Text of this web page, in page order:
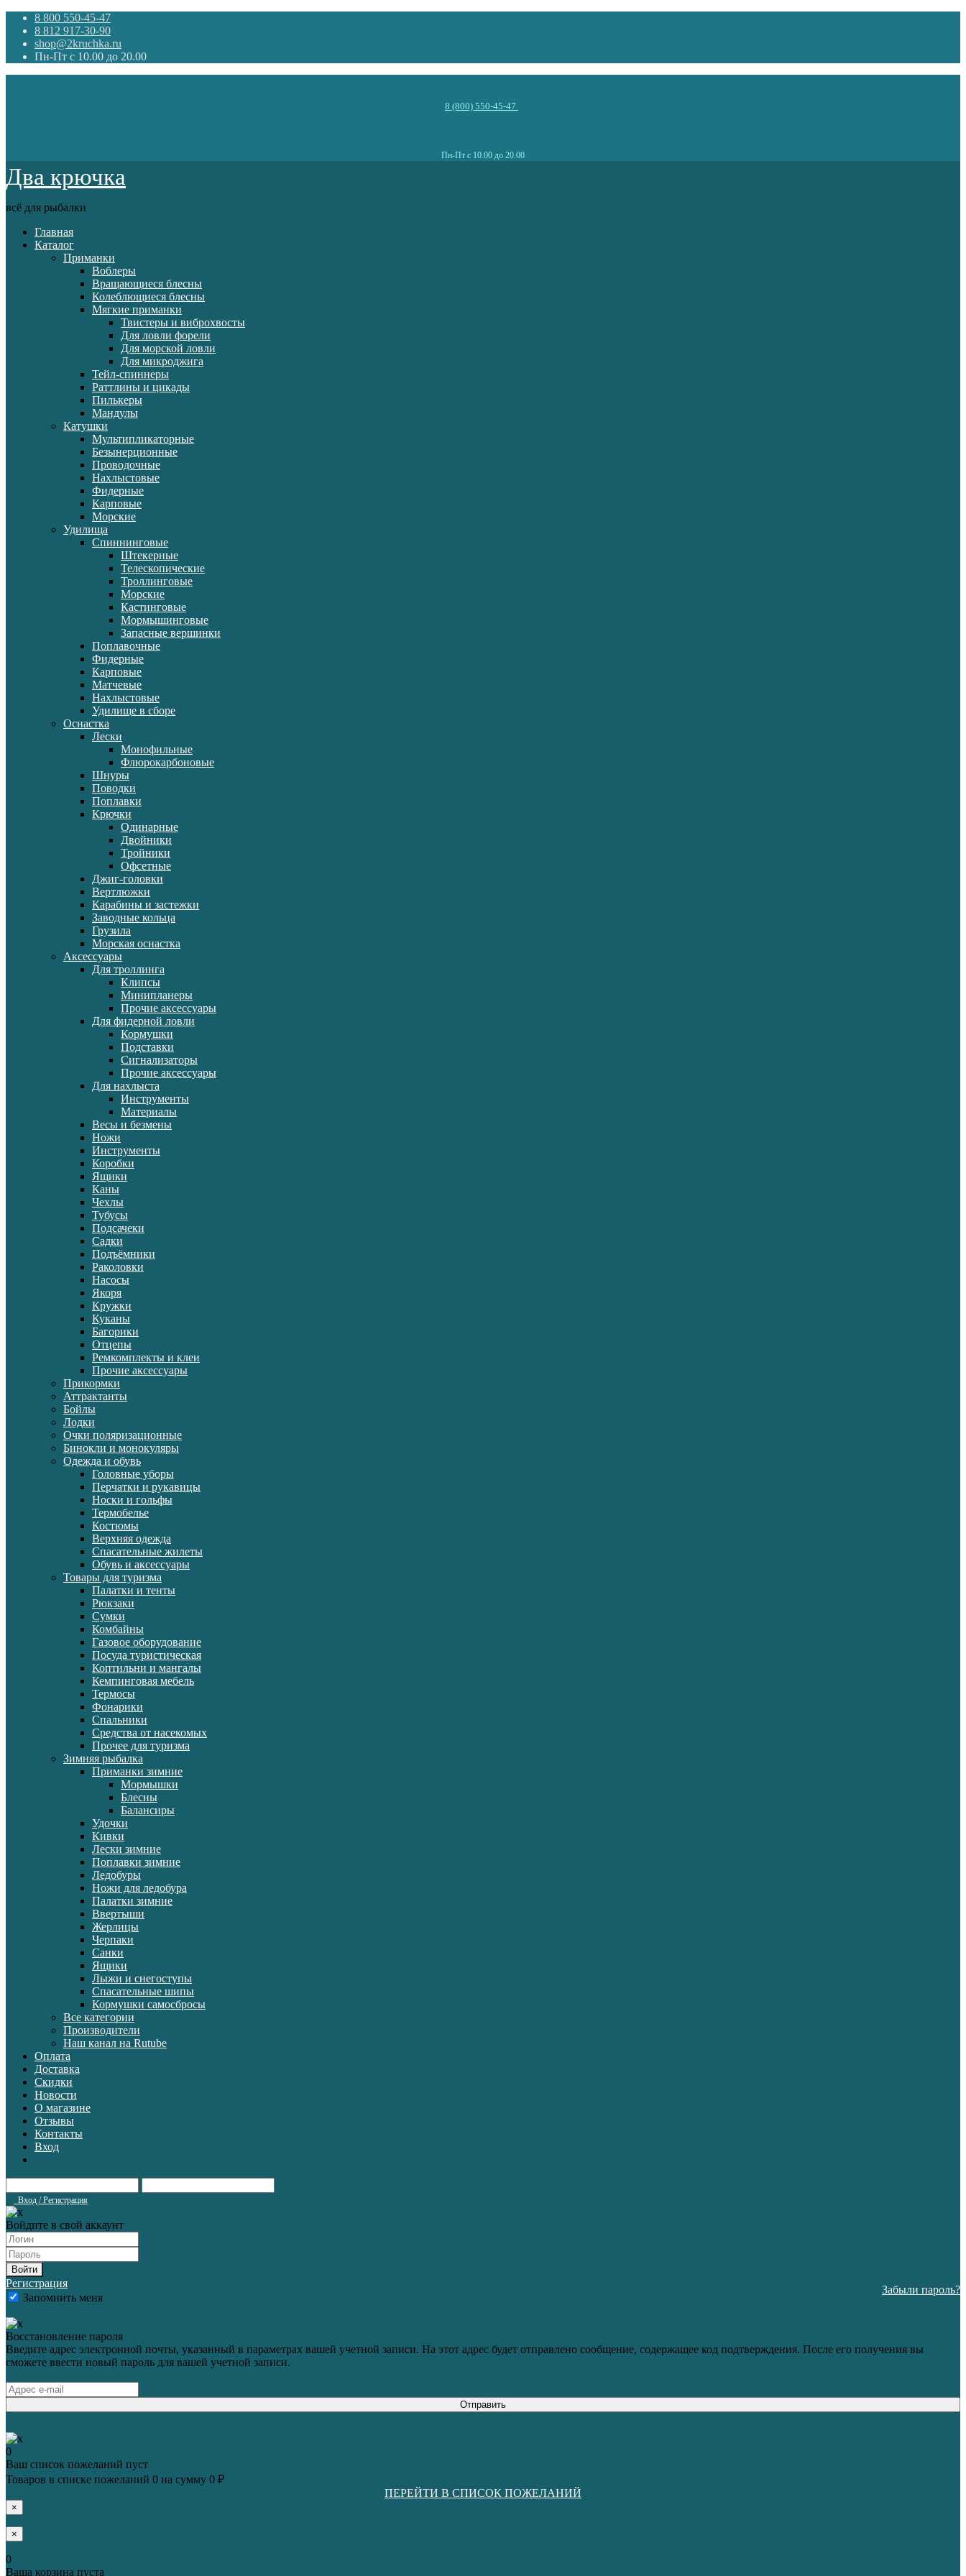
8 800 550-45-47
8 812 917-30-90
shop@2kruchka.ru
Пн-Пт с 10.00 до 20.00
8 (800) 550-45-47
Пн-Пт с 10.00 до 20.00
Два крючка
всё для рыбалки
Главная
Каталог
Приманки
Воблеры
Вращающиеся блесны
Колеблющиеся блесны
Мягкие приманки
Твистеры и виброхвосты
Для ловли форели
Для морской ловли
Для микроджига
Тейл-спиннеры
Раттлины и цикады
Пилькеры
Мандулы
Катушки
Мультипликаторные
Безынерционные
Проводочные
Нахлыстовые
Фидерные
Карповые
Морские
Удилища
Спиннинговые
Штекерные
Телескопические
Троллинговые
Морские
Кастинговые
Мормышинговые
Запасные вершинки
Поплавочные
Фидерные
Карповые
Матчевые
Нахлыстовые
Удилище в сборе
Оснастка
Лески
Монофильные
Флюрокарбоновые
Шнуры
Поводки
Поплавки
Крючки
Одинарные
Двойники
Тройники
Офсетные
Джиг-головки
Вертлюжки
Карабины и застежки
Заводные кольца
Грузила
Морская оснастка
Аксессуары
Для троллинга
Клипсы
Минипланеры
Прочие аксессуары
Для фидерной ловли
Кормушки
Подставки
Сигнализаторы
Прочие аксессуары
Для нахлыста
Инструменты
Материалы
Весы и безмены
Ножи
Инструменты
Коробки
Ящики
Каны
Чехлы
Тубусы
Подсачеки
Садки
Подъёмники
Раколовки
Насосы
Якоря
Кружки
Куканы
Багорики
Отцепы
Ремкомплекты и клеи
Прочие аксессуары
Прикормки
Аттрактанты
Бойлы
Лодки
Очки поляризационные
Бинокли и монокуляры
Одежда и обувь
Головные уборы
Перчатки и рукавицы
Носки и гольфы
Термобелье
Костюмы
Верхняя одежда
Спасательные жилеты
Обувь и аксессуары
Товары для туризма
Палатки и тенты
Рюкзаки
Сумки
Комбайны
Газовое оборудование
Посуда туристическая
Коптильни и мангалы
Кемпинговая мебель
Термосы
Фонарики
Спальники
Средства от насекомых
Прочее для туризма
Зимняя рыбалка
Приманки зимние
Мормышки
Блесны
Балансиры
Удочки
Кивки
Лески зимние
Поплавки зимние
Ледобуры
Ножи для ледобура
Палатки зимние
Ввертыши
Жерлицы
Черпаки
Санки
Ящики
Лыжи и снегоступы
Спасательные шипы
Кормушки самосбросы
Все категории
Производители
Наш канал на Rutube
Оплата
Доставка
Скидки
Новости
О магазине
Отзывы
Контакты
Вход
Вход / Регистрация
Войдите в свой аккаунт
Войти
Регистрация
Запомнить меня
Забыли пароль?
Восстановление пароля
Введите адрес электронной почты, указанный в параметрах вашей учетной записи. На этот адрес будет отправлено сообщение, содержащее код подтверждения. После его получения вы
сможете ввести новый пароль для вашей учетной записи.
Отправить
0
Ваш список пожеланий пуст
Товаров в списке пожеланий 0 на сумму 0 ₽
ПЕРЕЙТИ В СПИСОК ПОЖЕЛАНИЙ
×
×
0
Ваша корзина пуста